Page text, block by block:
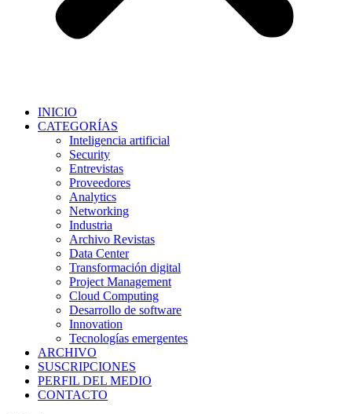
INICIO
CATEGORÍAS
Inteligencia artificial
Security
Entrevistas
Proveedores
Analytics
Networking
Industria
Archivo Revistas
Data Center
Transformación digital
Project Management
Cloud Computing
Desarrollo de software
Innovation
Tecnologías emergentes
ARCHIVO
SUSCRIPCIONES
PERFIL DEL MEDIO
CONTACTO